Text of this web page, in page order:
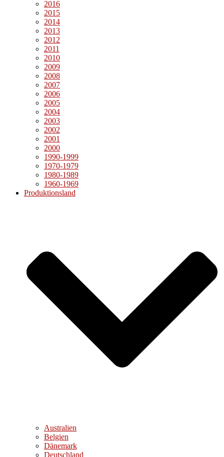
2016
2015
2014
2013
2012
2011
2010
2009
2008
2007
2006
2005
2004
2003
2002
2001
2000
1990-1999
1970-1979
1980-1989
1960-1969
Produktionsland
Australien
Belgien
Dänemark
Deutschland